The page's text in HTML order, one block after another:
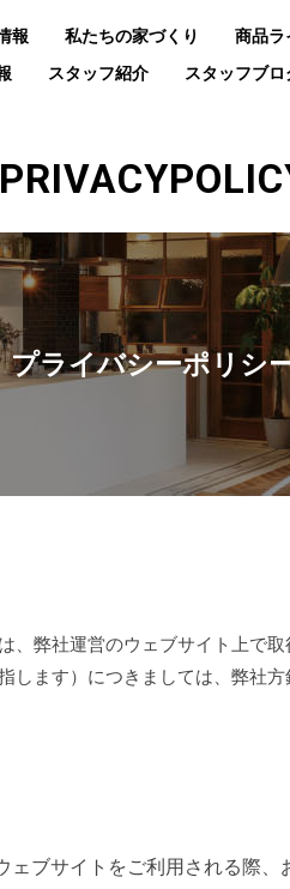
報 私たちの家づくり 商品ラ
スタッフ紹介 スタッフブロ
プライバシーポリシ
、弊社運営のウェブサイト上で
します）につきましては、弊社
ブサイトをご利用される際、